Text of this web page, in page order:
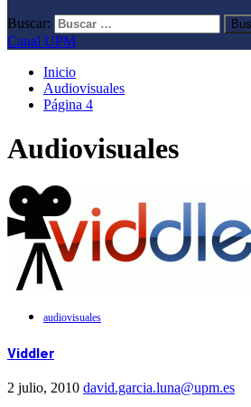
Buscar:
Canal UPM
Inicio
Audiovisuales
Página 4
Audiovisuales
audiovisuales
Viddler
2 julio, 2010 david.garcia.luna@upm.es